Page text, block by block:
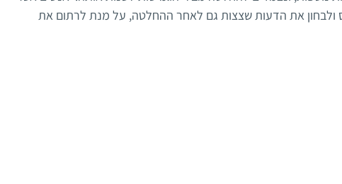
ולבחון את הדעות שצצות גם לאחר ההחלטה, על מנת לרתום את